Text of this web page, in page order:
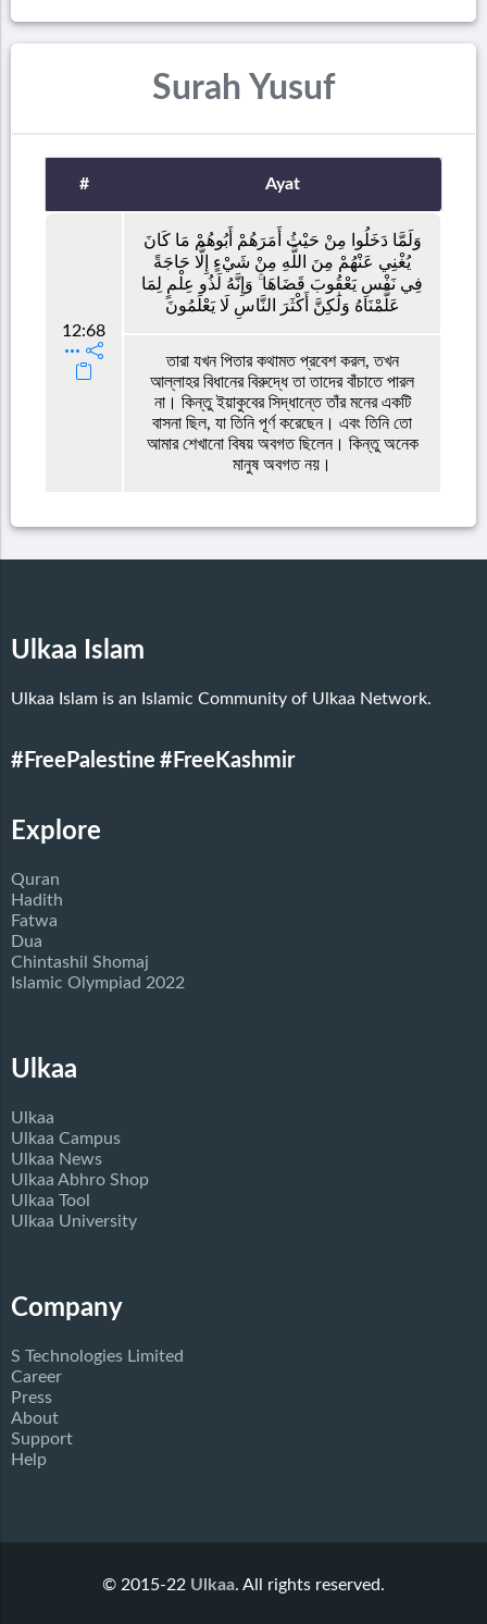
Surah Yusuf
# Ayat
12:68
وَلَمَّا دَخَلُوا مِنْ حَيْثُ أَمَرَهُمْ أَبُوهُمْ مَا كَانَ
يُغْنِي عَنْهُمْ مِنَ اللَّهِ مِنْ شَيْءٍ إِلَّا حَاجَةً
فِي نَفْسِ يَعْقُوبَ قَضَاهَا ۚ وَإِنَّهُ لَذُو عِلْمٍ لِمَا
عَلَّمْنَاهُ وَلَٰكِنَّ أَكْثَرَ النَّاسِ لَا يَعْلَمُونَ
তারা যখন পিতার কথামত প্রবেশ করল, তখন
আল্লাহর বিধানের বিরুদ্ধে তা তাদের বাঁচাতে পারল
না। কিন্তু ইয়াকুবের সিদ্ধান্তে তাঁর মনের একটি
বাসনা ছিল, যা তিনি পূর্ণ করেছেন। এবং তিনি তো
আমার শেখানো বিষয় অবগত ছিলেন। কিন্তু অনেক
মানুষ অবগত নয়।
Ulkaa Islam
Ulkaa Islam is an Islamic Community of Ulkaa Network.
#FreePalestine #FreeKashmir
Explore
Quran
Hadith
Fatwa
Dua
Chintashil Shomaj
Islamic Olympiad 2022
Ulkaa
Ulkaa
Ulkaa Campus
Ulkaa News
Ulkaa Abhro Shop
Ulkaa Tool
Ulkaa University
Company
S Technologies Limited
Career
Press
About
Support
Help
© 2015-22 Ulkaa. All rights reserved.